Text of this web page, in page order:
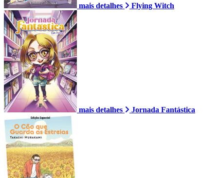
mais detalhes Flying Witch
mais detalhes Jornada Fantástica